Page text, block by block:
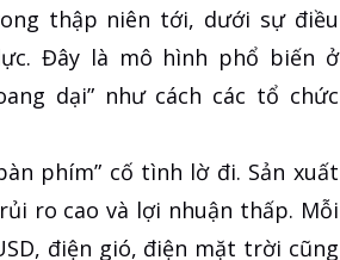
thập niên tới, dưới sự điều
Đây là mô hình phổ biến ở
dại” như cách các tổ chức
phím” cố tình lờ đi. Sản xuất
ro cao và lợi nhuận thấp. Mỗi
điện gió, điện mặt trời cũng